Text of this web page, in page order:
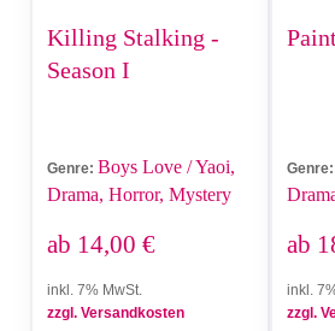
Killing Stalking -
Season I
Genre: Boys Love / Yaoi,
Drama, Horror, Mystery
ab 14,00 €
inkl. 7% MwSt.
zzgl. Versandkosten
Genre:
ab
inkl.
zzgl.